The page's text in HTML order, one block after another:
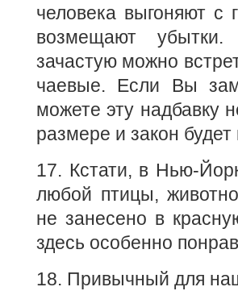
человека выгоняют с
возмещают
зачастую можно
чаевые. Если Вы
можете эту надбавку
размере и закон
17. Кстати, в Нью-
любой птицы,
не занесено в
здесь особенно
18. Привычный для